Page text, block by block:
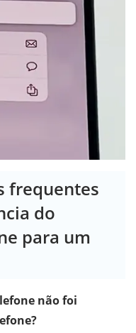
frequentes
do
para um
não foi